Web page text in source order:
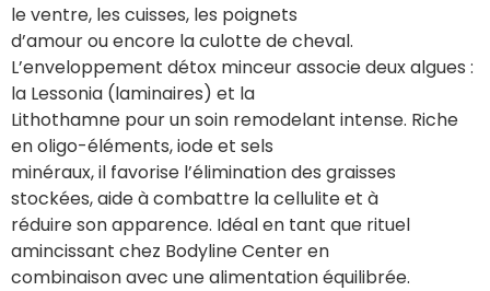
le ventre, les cuisses, les poignets
d’amour ou encore la culotte de cheval.
L’enveloppement détox minceur associe deux algues :
la Lessonia (laminaires) et la
Lithothamne pour un soin remodelant intense. Riche
en oligo-éléments, iode et sels
minéraux, il favorise l’élimination des graisses
stockées, aide à combattre la cellulite et à
réduire son apparence. Idéal en tant que rituel
amincissant chez Bodyline Center en
combinaison avec une alimentation équilibrée.